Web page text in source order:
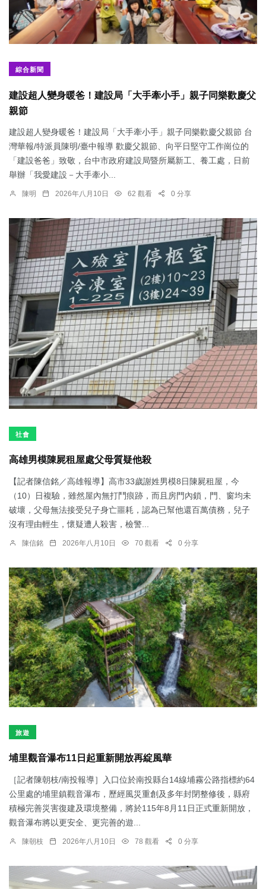
綜合新聞
建設超人變身暖爸！建設局「大手牽小手」親子同樂歡慶父
親節
建設超人變身暖爸！建設局「大手牽小手」親子同樂歡慶父親節 台
灣華報/特派員陳明/臺中報導 歡慶父親節、向平日堅守工作崗位的
「建設爸爸」致敬，台中市政府建設局暨所屬新工、養工處，日前
舉辦「我愛建設－大手牽小...
陳明 2026年八月10日 62 觀看 0 分享
社會
高雄男模陳屍租屋處父母質疑他殺
【記者陳信銘／高雄報導】高市33歲謝姓男模8日陳屍租屋，今
（10）日複驗，雖然屋內無打鬥痕跡，而且房門內鎖，門、窗均未
破壞，父母無法接受兒子身亡噩耗，認為已幫他還百萬債務，兒子
沒有理由輕生，懷疑遭人殺害，檢警...
陳信銘 2026年八月10日 70 觀看 0 分享
旅遊
埔里觀音瀑布11日起重新開放再綻風華
［記者陳朝枝/南投報導］入口位於南投縣台14線埔霧公路指標約64
公里處的埔里鎮觀音瀑布，歷經風災重創及多年封閉整修後，縣府
積極完善災害復建及環境整備，將於115年8月11日正式重新開放，
觀音瀑布將以更安全、更完善的遊...
陳朝枝 2026年八月10日 78 觀看 0 分享